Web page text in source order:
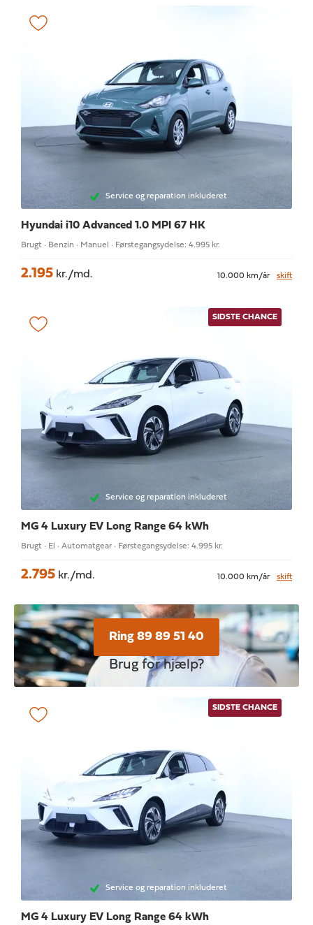
Service og reparation inkluderet
Hyundai i10 Advanced 1.0 MPI 67 HK
Brugt · Benzin · Manuel · Førstegangsydelse: 4.995 kr.
2.195 kr./md. 10.000 km/år skift
SIDSTE CHANCE
Service og reparation inkluderet
MG 4 Luxury EV Long Range 64 kWh
Brugt · El · Automatgear · Førstegangsydelse: 4.995 kr.
2.795 kr./md. 10.000 km/år skift
Ring 89 89 51 40
Brug for hjælp?
SIDSTE CHANCE
Service og reparation inkluderet
MG 4 Luxury EV Long Range 64 kWh